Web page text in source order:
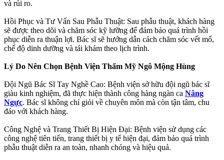
và rủi ro.
Hồi Phục và Tư Vấn Sau Phẫu Thuật: Sau phẫu thuật, khách hàng
sẽ được theo dõi và chăm sóc kỹ lưỡng để đảm bảo quá trình hồi
phục diễn ra thuận lợi. Bác sĩ sẽ hướng dẫn cách chăm sóc vết mổ,
chế độ dinh dưỡng và tái khám theo lịch trình.
Lý Do Nên Chọn Bệnh Viện Thẩm Mỹ Ngô Mộng Hùng
Đội Ngũ Bác Sĩ Tay Nghề Cao: Bệnh viện sở hữu đội ngũ bác sĩ
giàu kinh nghiệm, đã thực hiện thành công hàng ngàn ca Nâng
Ngực. Bác sĩ không chỉ giỏi về chuyên môn mà còn tận tâm, chu
đáo với khách hàng.
Công Nghệ và Trang Thiết Bị Hiện Đại: Bệnh viện sử dụng các
công nghệ tiên tiến, trang thiết bị y tế hiện đại, đảm bảo quá trình
phẫu thuật diễn ra an toàn, nhanh chóng và hiệu quả.